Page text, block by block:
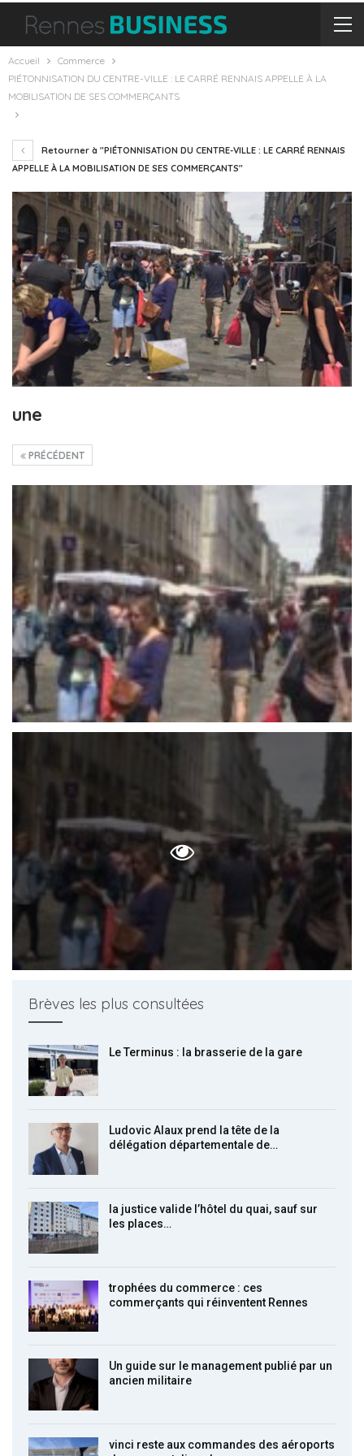
Accueil
Commerce
PIÉTONNISATION DU CENTRE-VILLE : LE CARRÉ RENNAIS APPELLE À LA
MOBILISATION DE SES COMMERÇANTS
Retourner à "PIÉTONNISATION DU CENTRE-VILLE : LE CARRÉ RENNAIS
APPELLE À LA MOBILISATION DE SES COMMERÇANTS"
une
PRÉCÉDENT
Brèves les plus consultées
Le Terminus : la brasserie de la gare
Ludovic Alaux prend la tête de la
délégation départementale de…
la justice valide l’hôtel du quai, sauf sur
les places…
trophées du commerce : ces
commerçants qui réinventent Rennes
Un guide sur le management publié par un
ancien militaire
vinci reste aux commandes des aéroports